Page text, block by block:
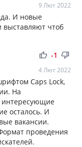
9 Лют 2022
И новые
выставляют чтоб
thumb_up thumb_down
-1
4 Лют 2022
Caps Lock,
На
интересующие
осталось. И
вакансии.
проведения